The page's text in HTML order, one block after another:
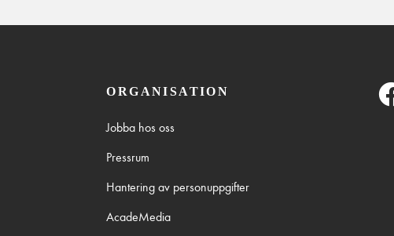
ORGANISATION
Jobba hos oss
Pressrum
Hantering av personuppgifter
AcadeMedia